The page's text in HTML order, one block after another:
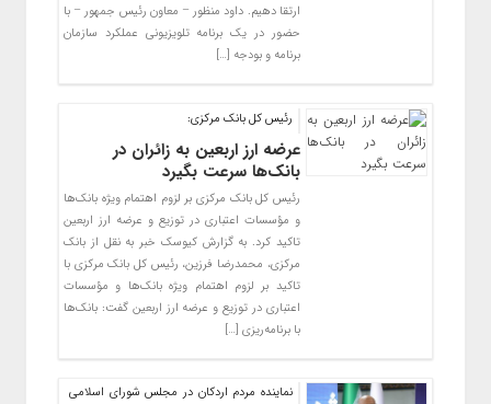
ارتقا دهیم. داود منظور – معاون رئیس جمهور – با
حضور در یک برنامه تلویزیونی عملکرد سازمان
برنامه و بودجه […]
رئیس کل بانک مرکزی:
عرضه ارز اربعین به زائران در
بانک‌ها سرعت بگیرد
رئیس کل بانک مرکزی بر لزوم اهتمام ویژه بانک‌ها
و مؤسسات اعتباری در توزیع و عرضه ارز اربعین
تاکید کرد. به گزارش کیوسک خبر به نقل از بانک
مرکزی، محمدرضا فرزین، رئیس کل بانک مرکزی با
تاکید بر لزوم اهتمام ویژه بانک‌ها و مؤسسات
اعتباری در توزیع و عرضه ارز اربعین گفت: بانک‌ها
با برنامه‌ریزی […]
نماینده مردم اردکان در مجلس شورای اسلامی